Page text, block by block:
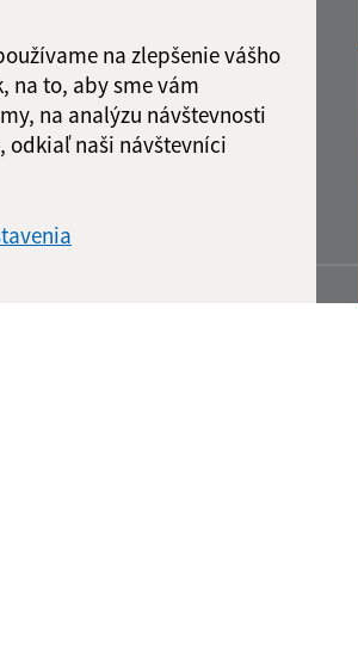
na zlepšenie vášho
na to, aby sme vám
na analýzu návštevnosti
odkiaľ naši návštevníci